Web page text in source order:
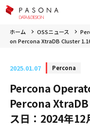
ホーム OSSニュース
on Percona XtraDB Cluster
2025.01.07 Percona
Percona
Percona
ス日：2024年12